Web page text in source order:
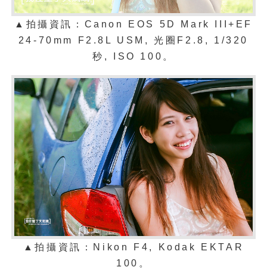
▲拍攝資訊：Canon EOS 5D Mark III+EF
24-70mm F2.8L USM, 光圈F2.8, 1/320
秒, ISO 100。
▲拍攝資訊：Nikon F4,
Kodak EKTAR
100 。